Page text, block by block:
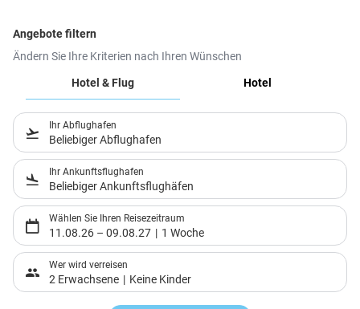
Angebote filtern
Ändern Sie Ihre Kriterien nach Ihren Wünschen
Hotel & Flug
Hotel
Ihr Abflughafen
Beliebiger Abflughafen
Ihr Ankunftsflughafen
Beliebiger Ankunftsflughäfen
Wählen Sie Ihren Reisezeitraum
11.08.26 – 09.08.27 1 Woche
Wer wird verreisen
2 Erwachsene Keine Kinder